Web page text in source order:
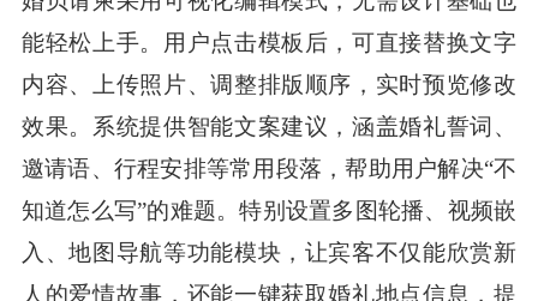
能轻松上手。用户点击模板后，可直接替换文字
内容、上传照片、调整排版顺序，实时预览修改
效果。系统提供智能文案建议，涵盖婚礼誓词、
邀请语、行程安排等常用段落，帮助用户解决“不
知道怎么写”的难题。特别设置多图轮播、视频嵌
入、地图导航等功能模块，让宾客不仅能欣赏新
人的爱情故事，还能一键获取婚礼地点信息，提